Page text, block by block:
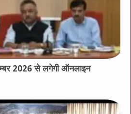
2026 से लगेगी ऑनलाइन